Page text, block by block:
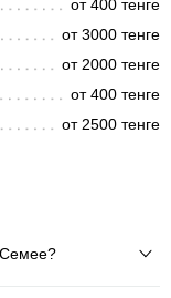
от 400 тенге
от 3000 тенге
от 2000 тенге
от 400 тенге
от 2500 тенге
Семее?